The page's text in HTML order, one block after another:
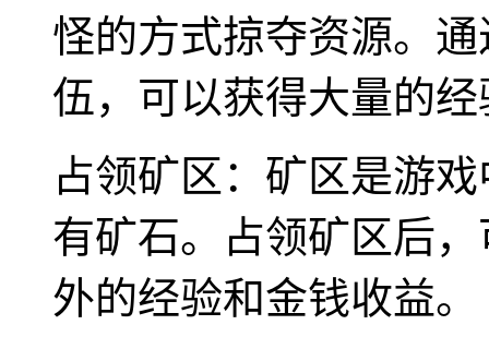
怪的方式掠夺资源。
伍，可以获得大量的
占领矿区：矿区是游
有矿石。占领矿区后
外的经验和金钱收益。